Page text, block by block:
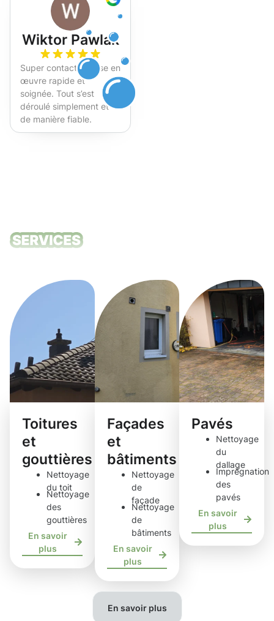
Wiktor Pawlak
Super contact et mise en
œuvre rapide et
soignée. Tout s’est
déroulé simplement et
de manière fiable.
Fortement recommandé !
Toitures
et
gouttières
Nettoyage
du toit
Nettoyage
des
gouttières
En savoir
plus
Façades
et
bâtiments
Nettoyage
de
façade
Nettoyage
de
bâtiments
En savoir
plus
Pavés
Nettoyage
du
dallage
Imprégnation
des
pavés
En savoir
plus
En savoir plus